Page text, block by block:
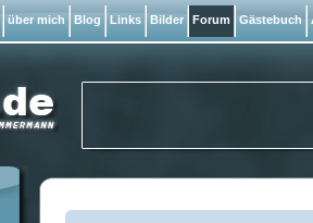
über mich Blog Links Bilder Forum Gästebuch